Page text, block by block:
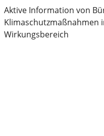
Aktive Information von
Klimaschutzmaßnahmen
Wirkungsbereich